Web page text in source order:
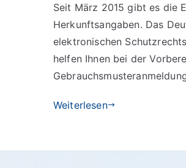
Seit März 2015 gibt es die
Herkunftsangaben. Das
elektronischen
helfen Ihnen bei der
Weiterlesen